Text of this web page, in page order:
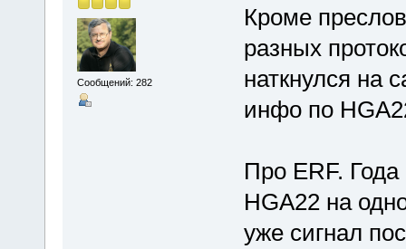
Сообщений: 282
Кроме
разных
наткнулся на
инфо по
Про ERF.
HGA22 на
уже сигнал